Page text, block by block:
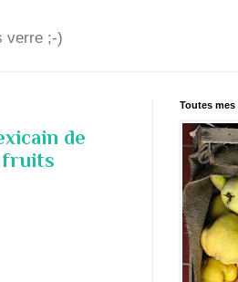
verre ;-)
de
fruits
Toutes